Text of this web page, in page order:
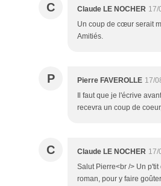
C Claude LE NOCHER 17/
Un coup de cœur serait
Amitiés.
P Pierre FAVEROLLE 17/
Il faut que je l'écrive
recevra un coup de
C Claude LE NOCHER 17/
Salut Pierre<br /> Un
roman, pour y faire